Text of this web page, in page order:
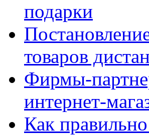
подарки
товаров
Фирмы-
интернет-
Как